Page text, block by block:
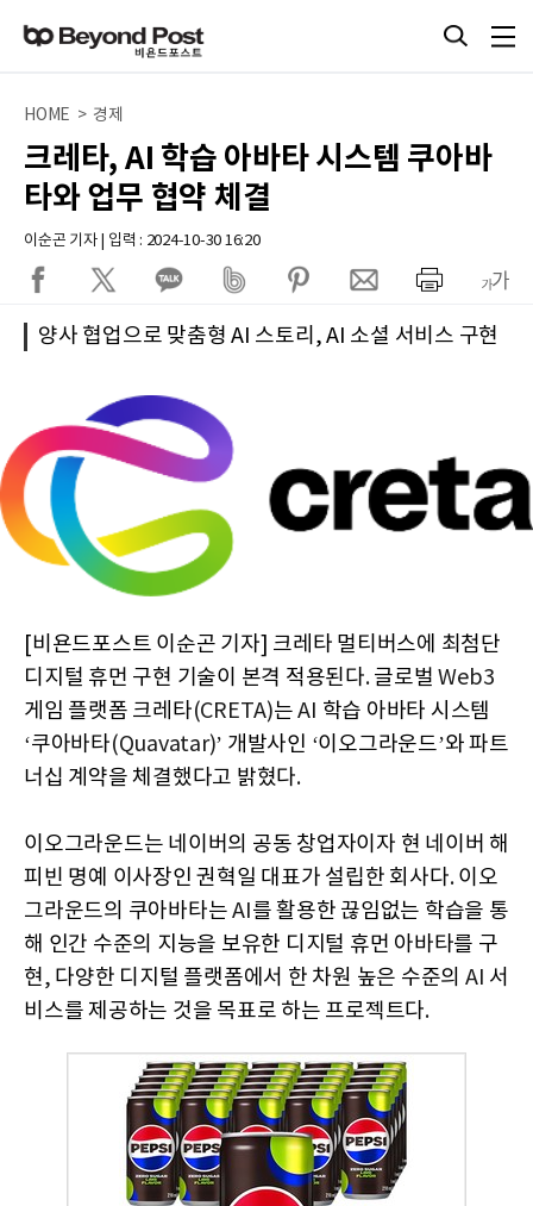
HOME > 경제
크레타, AI 학습 아바타 시스템 쿠아바
타와 업무 협약 체결
이순곤 기자 | 입력 : 2024-10-30 16:20
양사 협업으로 맞춤형 AI 스토리, AI 소셜 서비스 구현
[비욘드포스트 이순곤 기자] 크레타 멀티버스에 최첨단
디지털 휴먼 구현 기술이 본격 적용된다.글로벌 Web3
게임 플랫폼 크레타(CRETA)는AI 학습 아바타 시스템
‘쿠아바타(Quavatar)’ 개발사인 ‘이오그라운드’와 파트
너십 계약을 체결했다고 밝혔다.
이오그라운드는 네이버의 공동 창업자이자 현 네이버 해
피빈 명예 이사장인 권혁일 대표가 설립한 회사다.이오
그라운드의 쿠아바타는AI를 활용한 끊임없는 학습을 통
해 인간 수준의 지능을 보유한 디지털 휴먼 아바타를 구
현, 다양한 디지털 플랫폼에서 한 차원 높은 수준의 AI 서
비스를 제공하는 것을 목표로 하는 프로젝트다.